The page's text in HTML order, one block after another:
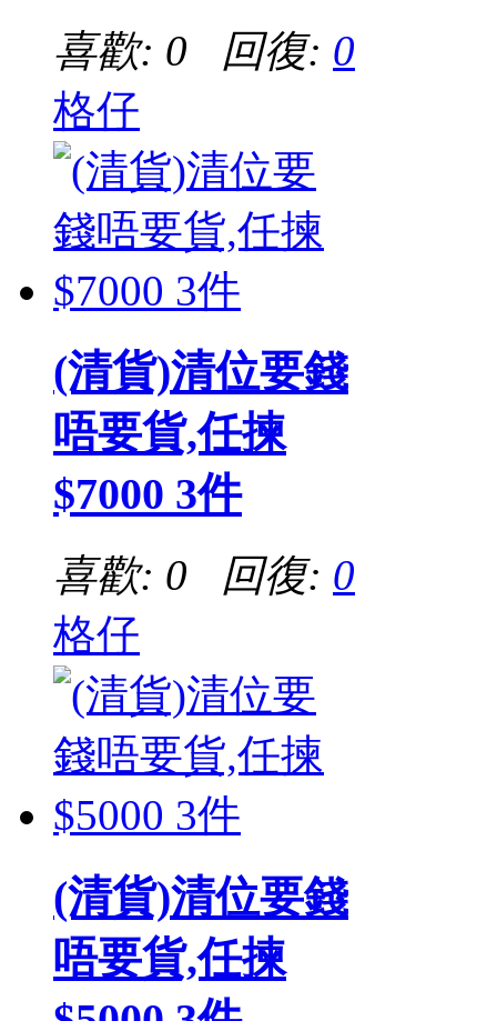
喜歡: 0 回復: 0
格仔
(清貨)清位要錢
唔要貨,任揀
$7000 3件
喜歡: 0 回復: 0
格仔
(清貨)清位要錢
唔要貨,任揀